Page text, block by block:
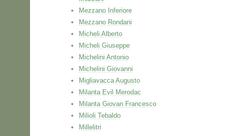
Mezzano Inferiore
Mezzano Rondani
Micheli Alberto
Micheli Giuseppe
Michelini Antonio
Michelini Giovanni
Migliavacca Augusto
Milanta Evil Merodac
Milanta Giovan Francesco
Milioli Tebaldo
Millelitri